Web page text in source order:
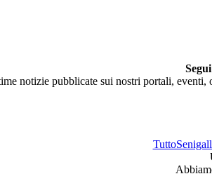
notizie pubblicate sui nostri portali,